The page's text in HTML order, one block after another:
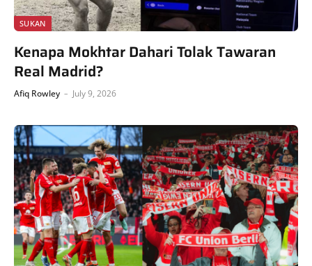
SUKAN
Kenapa Mokhtar Dahari Tolak Tawaran
Real Madrid?
Afiq Rowley July 9, 2026